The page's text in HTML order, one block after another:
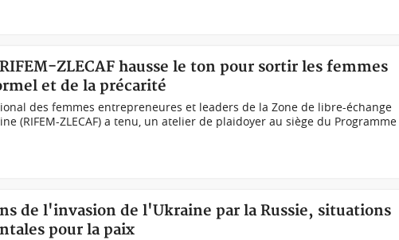
ZLECAF hausse le ton pour sortir les femmes
et de la précarité
des femmes entrepreneures et leaders de la Zone de libre-échange
(RIFEM-ZLECAF) a tenu, un atelier de plaidoyer au siège du Programme
de l'invasion de l'Ukraine par la Russie, situations
pour la paix